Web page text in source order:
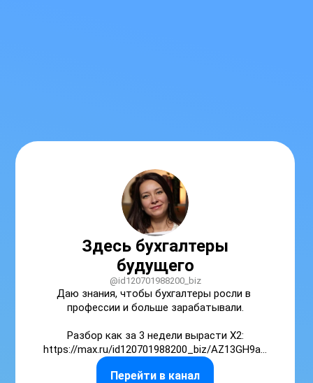
Здесь бухгалтеры
будущего
@id120701988200_biz
Даю знания, чтобы бухгалтеры росли в
профессии и больше зарабатывали.
Разбор как за 3 недели вырасти X2:
https://max.ru/id120701988200_biz/AZ13GH9afus
Перейти в канал